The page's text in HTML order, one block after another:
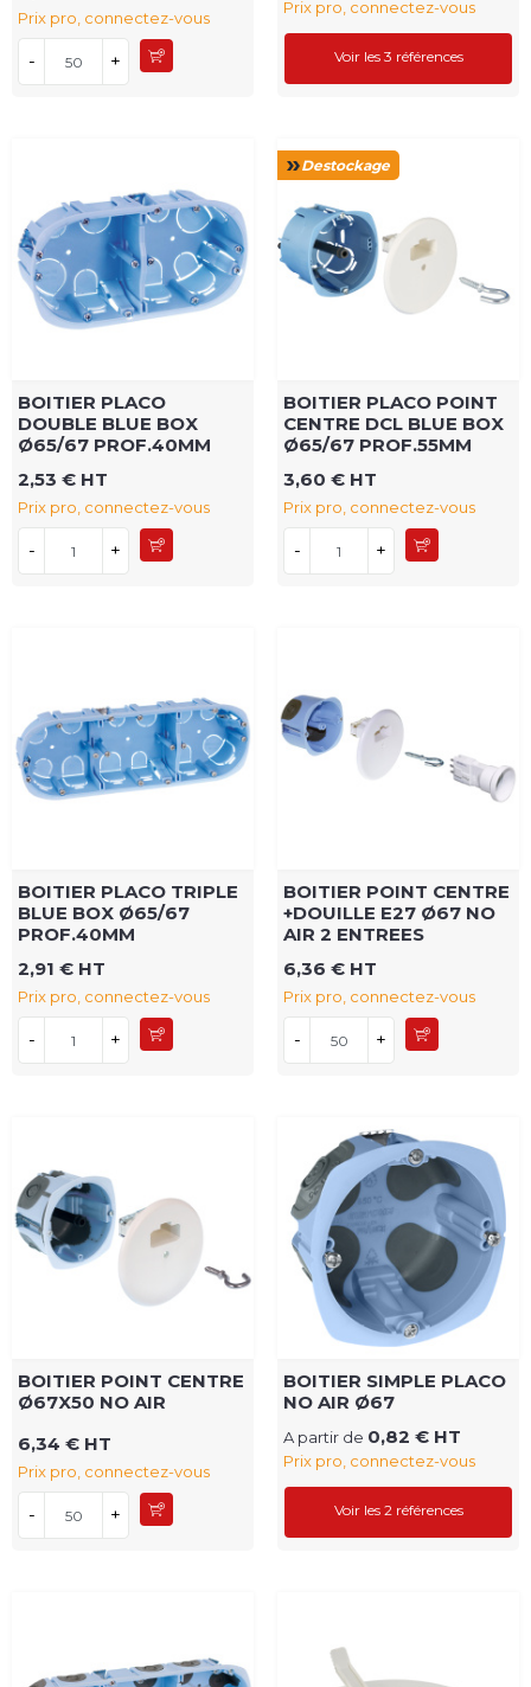
Prix pro, connectez-vous
- +
Prix pro, connectez-vous
Voir les 3 références
BOITIER PLACO
DOUBLE BLUE BOX
Ø65/67 PROF.40MM
2,53 € HT
Prix pro, connectez-vous
- +
Destockage
BOITIER PLACO POINT
CENTRE DCL BLUE BOX
Ø65/67 PROF.55MM
3,60 € HT
Prix pro, connectez-vous
- +
BOITIER PLACO TRIPLE
BLUE BOX Ø65/67
PROF.40MM
2,91 € HT
Prix pro, connectez-vous
- +
BOITIER POINT CENTRE
+DOUILLE E27 Ø67 NO
AIR 2 ENTREES
6,36 € HT
Prix pro, connectez-vous
- +
BOITIER POINT CENTRE
Ø67X50 NO AIR
6,34 € HT
Prix pro, connectez-vous
- +
BOITIER SIMPLE PLACO
NO AIR Ø67
A partir de 0,82 € HT
Prix pro, connectez-vous
Voir les 2 références